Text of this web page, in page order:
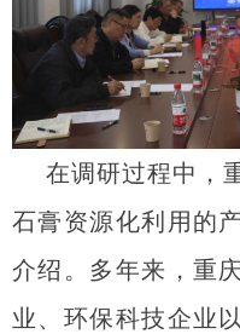
在调研过程中，
石膏资源化利用的
介绍。多年来，重
业、环保科技企业